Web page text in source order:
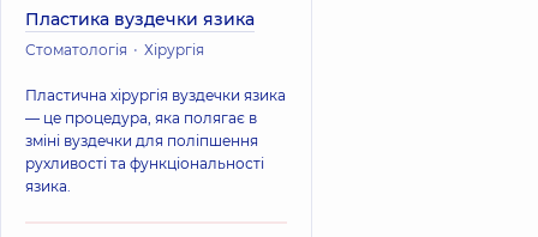
Пластика вуздечки язика
Стоматологія Хірургія
Пластична хірургія вуздечки язика
— це процедура, яка полягає в
зміні вуздечки для поліпшення
рухливості та функціональності
язика.